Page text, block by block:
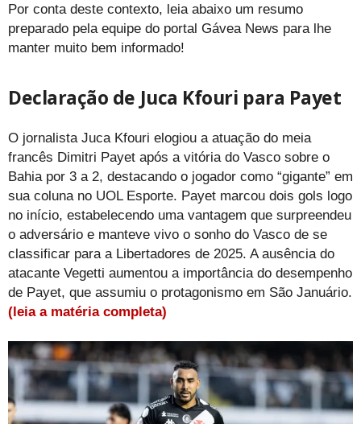
Por conta deste contexto, leia abaixo um resumo
preparado pela equipe do portal Gávea News para lhe
manter muito bem informado!
Declaração de Juca Kfouri para Payet
O jornalista Juca Kfouri elogiou a atuação do meia
francês Dimitri Payet após a vitória do Vasco sobre o
Bahia por 3 a 2, destacando o jogador como “gigante” em
sua coluna no UOL Esporte. Payet marcou dois gols logo
no início, estabelecendo uma vantagem que surpreendeu
o adversário e manteve vivo o sonho do Vasco de se
classificar para a Libertadores de 2025. A ausência do
atacante Vegetti aumentou a importância do desempenho
de Payet, que assumiu o protagonismo em São Januário.
(leia a matéria completa)